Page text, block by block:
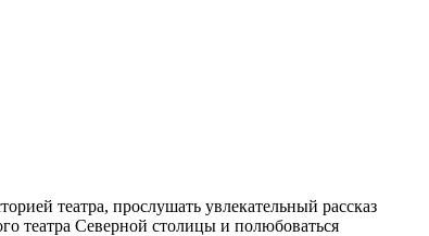
театра, прослушать увлекательный рассказ
театра Северной столицы и полюбоваться